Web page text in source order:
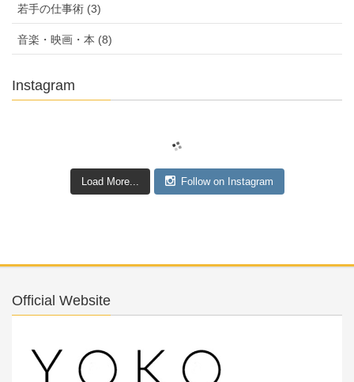
若手の仕事術 (3)
音楽・映画・本 (8)
Instagram
Load More... Follow on Instagram
Official Website